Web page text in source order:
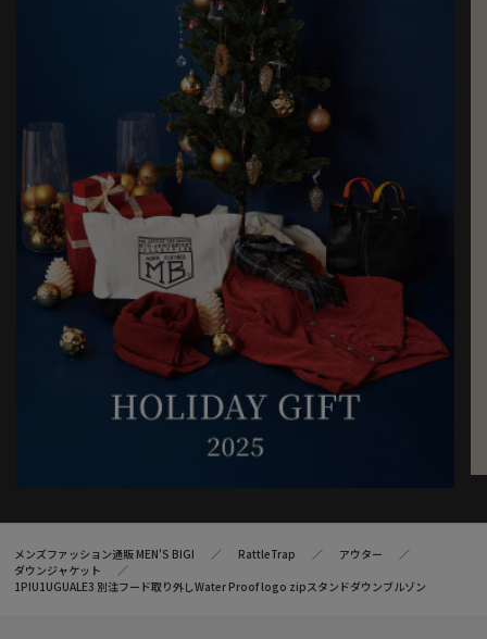
メンズファッション通販 MEN'S BIGI RattleTrap
アウター
ダウンジャケット
1PIU1UGUALE3 別注フード取り外しWater Proof logo zipスタンドダウンブルゾン